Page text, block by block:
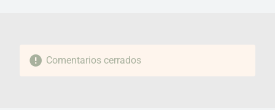
Comentarios cerrados